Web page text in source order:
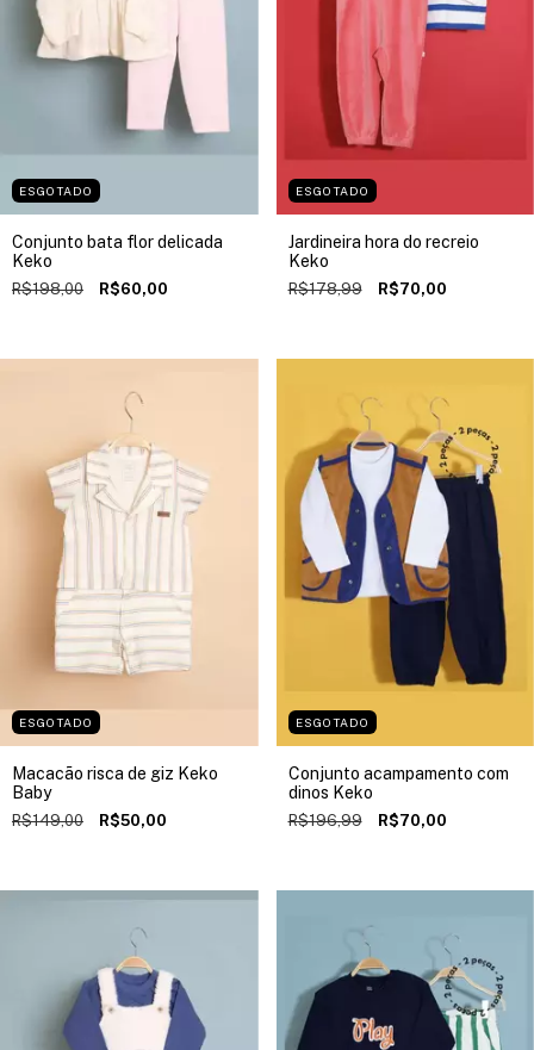
ESGOTADO
Conjunto bata flor delicada
Keko
R$198,00 R$60,00
ESGOTADO
Jardineira hora do recreio
Keko
R$178,99 R$70,00
ESGOTADO
Macacão risca de giz Keko
Baby
R$149,00 R$50,00
ESGOTADO
Conjunto acampamento com
dinos Keko
R$196,99 R$70,00